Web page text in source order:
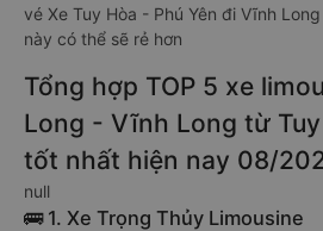
vé Xe Tuy Hòa - Phú Yên đi Vĩnh
này có thể sẽ rẻ hơn
Tổng hợp TOP 5 xe
Long - Vĩnh Long từ Tuy
tốt nhất hiện nay 08/
null
🚌 1. Xe Trọng Thủy Limousine